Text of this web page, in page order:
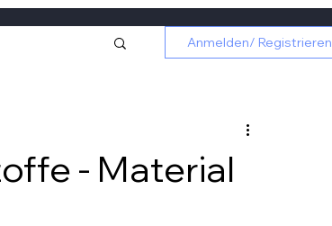
Anmelden/ Registrieren
- Material